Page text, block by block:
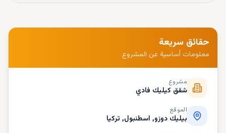
حقائق سريعة
معلومات أساسية عن المشروع
مشروع
شقق كيليك فادي
الموقع
بيليك دوزو, اسطنبول, تركيا